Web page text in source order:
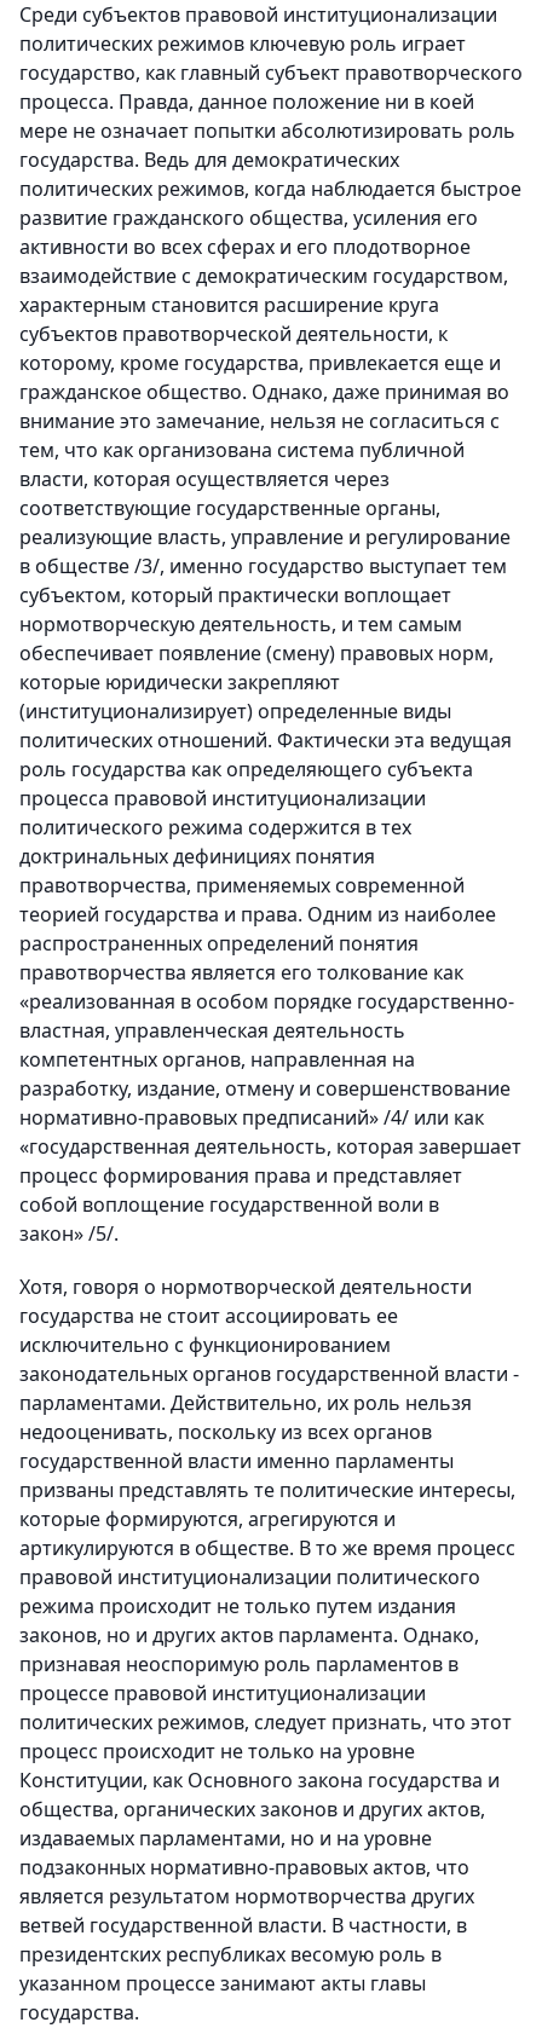
Среди субъектов правовой институционализации
политических режимов ключевую роль играет
государство, как главный субъект правотворческого
процесса. Правда, данное положение ни в коей
мере не означает попытки абсолютизировать роль
государства. Ведь для демократических
политических режимов, когда наблюдается быстрое
развитие гражданского общества, усиления его
активности во всех сферах и его плодотворное
взаимодействие с демократическим государством,
характерным становится расширение круга
субъектов правотворческой деятельности, к
которому, кроме государства, привлекается еще и
гражданское общество. Однако, даже принимая во
внимание это замечание, нельзя не согласиться с
тем, что как организована система публичной
власти, которая осуществляется через
соответствующие государственные органы,
реализующие власть, управление и регулирование
в обществе /3/, именно государство выступает тем
субъектом, который практически воплощает
нормотворческую деятельность, и тем самым
обеспечивает появление (смену) правовых норм,
которые юридически закрепляют
(институционализирует) определенные виды
политических отношений. Фактически эта ведущая
роль государства как определяющего субъекта
процесса правовой институционализации
политического режима содержится в тех
доктринальных дефинициях понятия
правотворчества, применяемых современной
теорией государства и права. Одним из наиболее
распространенных определений понятия
правотворчества является его толкование как
«реализованная в особом порядке государственно-
властная, управленческая деятельность
компетентных органов, направленная на
разработку, издание, отмену и совершенствование
нормативно-правовых предписаний» /4/ или как
«государственная деятельность, которая завершает
процесс формирования права и представляет
собой воплощение государственной воли в
закон» /5/.
Хотя, говоря о нормотворческой деятельности
государства не стоит ассоциировать ее
исключительно с функционированием
законодательных органов государственной власти -
парламентами. Действительно, их роль нельзя
недооценивать, поскольку из всех органов
государственной власти именно парламенты
призваны представлять те политические интересы,
которые формируются, агрегируются и
артикулируются в обществе. В то же время процесс
правовой институционализации политического
режима происходит не только путем издания
законов, но и других актов парламента. Однако,
признавая неоспоримую роль парламентов в
процессе правовой институционализации
политических режимов, следует признать, что этот
процесс происходит не только на уровне
Конституции, как Основного закона государства и
общества, органических законов и других актов,
издаваемых парламентами, но и на уровне
подзаконных нормативно-правовых актов, что
является результатом нормотворчества других
ветвей государственной власти. В частности, в
президентских республиках весомую роль в
указанном процессе занимают акты главы
государства.